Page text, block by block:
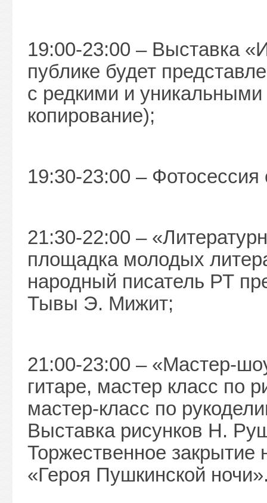
19:00-23:00 – Выставка
публике будет
с редкими и уникальными
копирование);
19:30-23:00 –
21:30-22:00 –
площадка молодых
народный писатель РТ
Тывы Э. Мижит;
21:00-23:00 – «Мастер-
гитаре, мастер класс по
мастер-класс по
Выставка рисунков Н.
Торжественное закрытие
«Героя Пушкинской